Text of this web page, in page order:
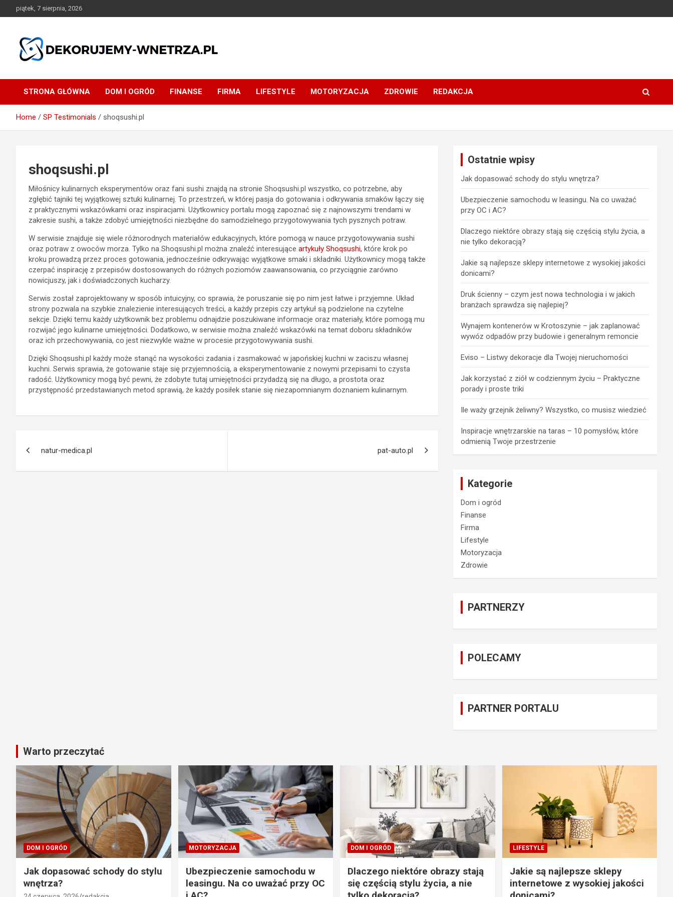
to
piątek, 7 sierpnia, 2026
dekorujemy-wnetrza.pl
STRONA GŁÓWNA DOM I OGRÓD FINANSE FIRMA LIFESTYLE MOTORYZACJA ZDROWIE REDAKCJA
Home SP Testimonials shoqsushi.pl
shoqsushi.pl
Miłośnicy kulinarnych eksperymentów oraz fani sushi znajdą na stronie Shoqsushi.pl wszystko, co potrzebne, aby
zgłębić tajniki tej wyjątkowej sztuki kulinarnej. To przestrzeń, w której pasja do gotowania i odkrywania smaków łączy się
z praktycznymi wskazówkami oraz inspiracjami. Użytkownicy portalu mogą zapoznać się z najnowszymi trendami w
zakresie sushi, a także zdobyć umiejętności niezbędne do samodzielnego przygotowywania tych pysznych potraw.
W serwisie znajduje się wiele różnorodnych materiałów edukacyjnych, które pomogą w nauce przygotowywania sushi
oraz potraw z owoców morza. Tylko na Shoqsushi.pl można znaleźć interesujące artykuły Shoqsushi, które krok po
kroku prowadzą przez proces gotowania, jednocześnie odkrywając wyjątkowe smaki i składniki. Użytkownicy mogą także
czerpać inspirację z przepisów dostosowanych do różnych poziomów zaawansowania, co przyciągnie zarówno
nowicjuszy, jak i doświadczonych kucharzy.
Serwis został zaprojektowany w sposób intuicyjny, co sprawia, że poruszanie się po nim jest łatwe i przyjemne. Układ
strony pozwala na szybkie znalezienie interesujących treści, a każdy przepis czy artykuł są podzielone na czytelne
sekcje. Dzięki temu każdy użytkownik bez problemu odnajdzie poszukiwane informacje oraz materiały, które pomogą mu
rozwijać jego kulinarne umiejętności. Dodatkowo, w serwisie można znaleźć wskazówki na temat doboru składników
oraz ich przechowywania, co jest niezwykle ważne w procesie przygotowywania sushi.
Dzięki Shoqsushi.pl każdy może stanąć na wysokości zadania i zasmakować w japońskiej kuchni w zaciszu własnej
kuchni. Serwis sprawia, że gotowanie staje się przyjemnością, a eksperymentowanie z nowymi przepisami to czysta
radość. Użytkownicy mogą być pewni, że zdobyte tutaj umiejętności przydadzą się na długo, a prostota oraz
przystępność przedstawianych metod sprawią, że każdy posiłek stanie się niezapomnianym doznaniem kulinarnym.
natur-medica.pl pat-auto.pl
Ostatnie wpisy
Jak dopasować schody do stylu wnętrza?
Ubezpieczenie samochodu w leasingu. Na co uważać
przy OC i AC?
Dlaczego niektóre obrazy stają się częścią stylu życia, a
nie tylko dekoracją?
Jakie są najlepsze sklepy internetowe z wysokiej jakości
donicami?
Druk ścienny – czym jest nowa technologia i w jakich
branżach sprawdza się najlepiej?
Wynajem kontenerów w Krotoszynie – jak zaplanować
wywóz odpadów przy budowie i generalnym remoncie
Eviso – Listwy dekoracje dla Twojej nieruchomości
Jak korzystać z ziół w codziennym życiu – Praktyczne
porady i proste triki
Ile waży grzejnik żeliwny? Wszystko, co musisz wiedzieć
Inspiracje wnętrzarskie na taras – 10 pomysłów, które
odmienią Twoje przestrzenie
Kategorie
Dom i ogród
Finanse
Firma
Lifestyle
Motoryzacja
Zdrowie
PARTNERZY
POLECAMY
PARTNER PORTALU
Warto przeczytać
DOM I OGRÓD
Jak dopasować schody do stylu
wnętrza?
MOTORYZACJA
Ubezpieczenie samochodu w
leasingu. Na co uważać przy OC
DOM I OGRÓD
Dlaczego niektóre obrazy stają
się częścią stylu życia, a nie
LIFESTYLE
Jakie są najlepsze sklepy
internetowe z wysokiej jakości